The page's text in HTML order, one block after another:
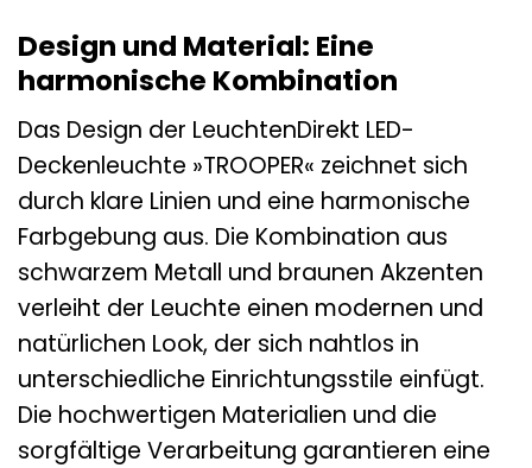
Design und Material: Eine
harmonische Kombination
Das Design der LeuchtenDirekt LED-
Deckenleuchte »TROOPER« zeichnet sich
durch klare Linien und eine harmonische
Farbgebung aus. Die Kombination aus
schwarzem Metall und braunen Akzenten
verleiht der Leuchte einen modernen und
natürlichen Look, der sich nahtlos in
unterschiedliche Einrichtungsstile einfügt.
Die hochwertigen Materialien und die
sorgfältige Verarbeitung garantieren eine